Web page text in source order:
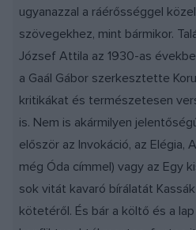
ugyanazzal a ráérősséggel
szövegekhez, mint bármikor.
József Attila az 1930-as
a Gaál Gábor szerkesztette
kritikákat és természetesen
is. Nem is akármilyen
először az Invokáció, az Elégia,
még Óda címmel) vagy az Egy
sok vitát kavaró bírálatát
kötetéről. És bár a költő és a